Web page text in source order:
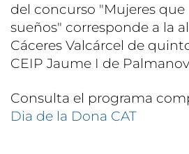
del concurso "Mujeres
sueños" corresponde a la
Cáceres Valcárcel de
CEIP Jaume I de
Consulta el programa
Dia de la Dona CAT